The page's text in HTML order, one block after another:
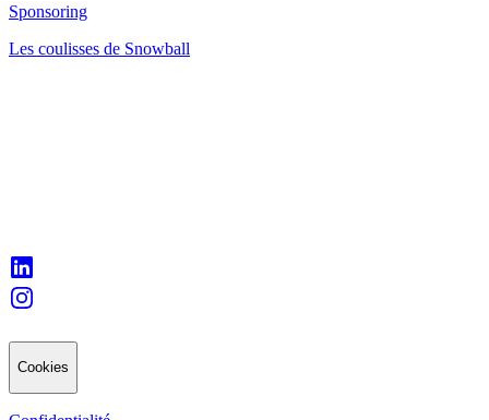
Sponsoring
Les coulisses de Snowball
Cookies